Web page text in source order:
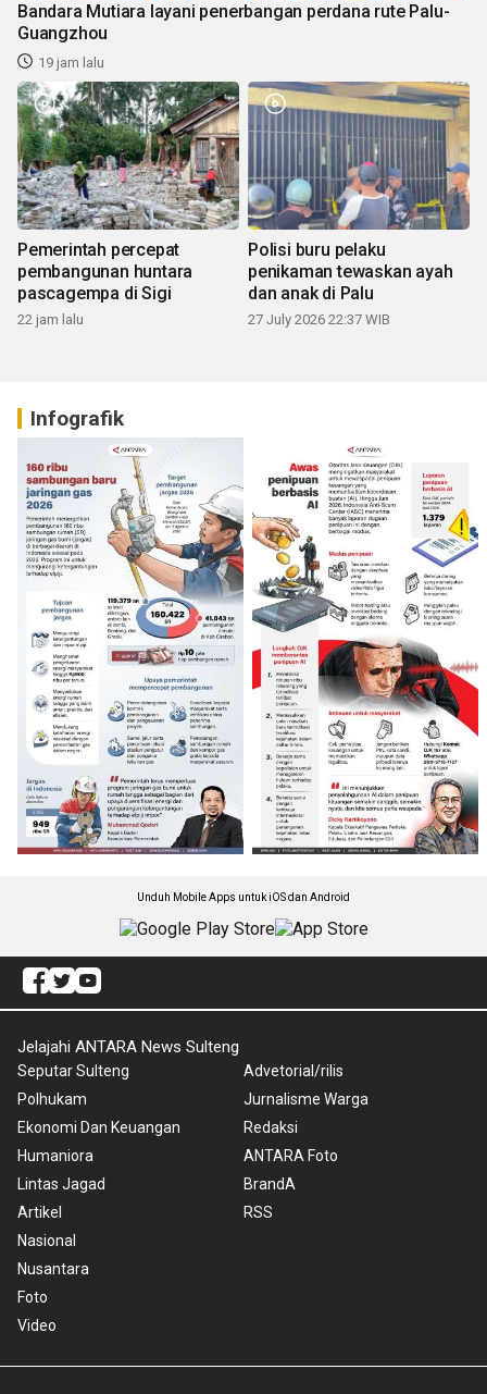
Bandara Mutiara layani penerbangan perdana rute Palu-
Guangzhou
19 jam lalu
Pemerintah percepat
pembangunan huntara
pascagempa di Sigi
22 jam lalu
Polisi buru pelaku
penikaman tewaskan ayah
dan anak di Palu
27 July 2026 22:37 WIB
Infografik
Unduh Mobile Apps untuk iOS dan Android
Jelajahi ANTARA News Sulteng
Seputar Sulteng
Polhukam
Ekonomi Dan Keuangan
Humaniora
Lintas Jagad
Artikel
Nasional
Nusantara
Foto
Video
Advetorial/rilis
Jurnalisme Warga
Redaksi
ANTARA Foto
BrandA
RSS